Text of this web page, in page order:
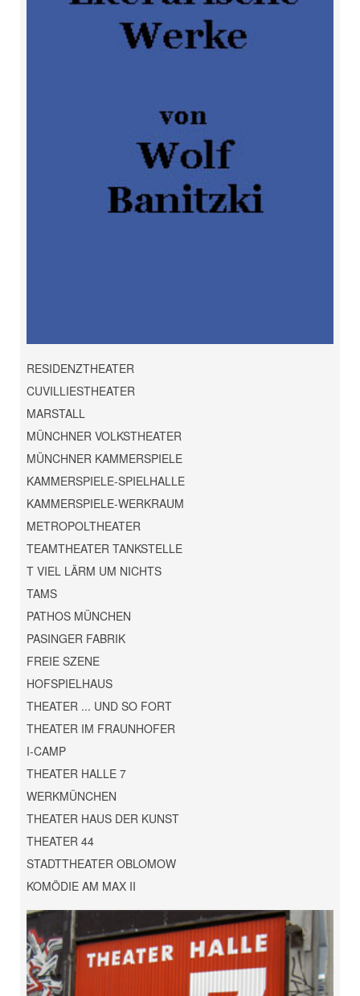
RESIDENZTHEATER
CUVILLIESTHEATER
MARSTALL
MÜNCHNER VOLKSTHEATER
MÜNCHNER KAMMERSPIELE
KAMMERSPIELE-SPIELHALLE
KAMMERSPIELE-WERKRAUM
METROPOLTHEATER
TEAMTHEATER TANKSTELLE
T VIEL LÄRM UM NICHTS
TAMS
PATHOS MÜNCHEN
PASINGER FABRIK
FREIE SZENE
HOFSPIELHAUS
THEATER ... UND SO FORT
THEATER IM FRAUNHOFER
I-CAMP
THEATER HALLE 7
WERKMÜNCHEN
THEATER HAUS DER KUNST
THEATER 44
STADTTHEATER OBLOMOW
KOMÖDIE AM MAX II